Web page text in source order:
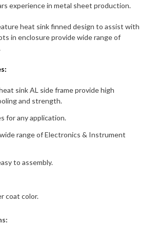
experience in metal sheet production.
heat sink finned design to assist with
in enclosure provide wide range of
sink AL side frame provide high
and strength.
for any application.
range of Electronics & Instrument
to assembly.
coat color.